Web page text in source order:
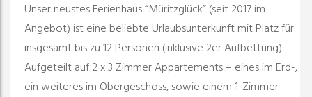
Unser neustes Ferienhaus “Müritzglück” (seit 2017 im
Angebot) ist eine beliebte Urlaubsunterkunft mit Platz für
insgesamt bis zu 12 Personen (inklusive 2er Aufbettung).
Aufgeteilt auf 2 x 3 Zimmer Appartements – eines im Erd-,
ein weiteres im Obergeschoss, sowie einem 1-Zimmer-